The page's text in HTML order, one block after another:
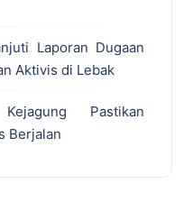
Laporan Dugaan
Aktivis di Lebak
Pastikan
Berjalan